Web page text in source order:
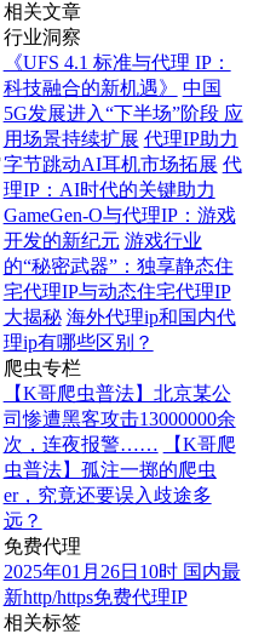
相关文章
行业洞察
《UFS 4.1 标准与代理 IP：
科技融合的新机遇》
中国
5G发展进入“下半场”阶段 应
用场景持续扩展 代理IP助力
字节跳动AI耳机市场拓展 代
理IP：AI时代的关键助力
GameGen-O与代理IP：游戏
开发的新纪元 游戏行业
的“秘密武器”：独享静态住
宅代理IP与动态住宅代理IP
大揭秘 海外代理ip和国内代
理ip有哪些区别？
爬虫专栏
【K哥爬虫普法】北京某公
司惨遭黑客攻击13000000余
次，连夜报警……
【K哥爬
虫普法】孤注一掷的爬虫
er，究竟还要误入歧途多
远？
免费代理
2025年01月26日10时 国内最
新http/https免费代理IP
相关标签